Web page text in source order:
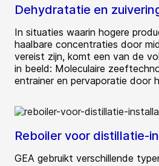
Dehydratatie en
In situaties waarin hogere
haalbare concentraties door
vereist zijn, komt een van de
in beeld: Moleculaire
entrainer en pervaporatie door
Reboiler voor distillatie-
GEA gebruikt verschillende